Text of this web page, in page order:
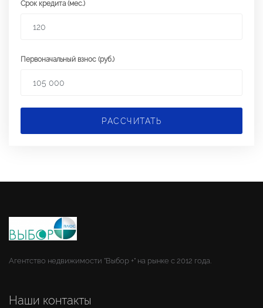
Срок кредита (мес.)
Первоначальный взнос (руб.)
РАССЧИТАТЬ
Агентство недвижимости "Выбор +" на рынке с 2012 года.
Наши контакты